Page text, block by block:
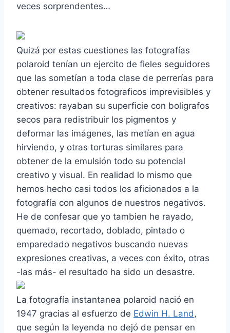
veces sorprendentes…
Quizá por estas cuestiones las fotografías
polaroid tenían un ejercito de fieles seguidores
que las sometían a toda clase de perrerías para
obtener resultados fotograficos imprevisibles y
creativos: rayaban su superficie con boligrafos
secos para redistribuir los pigmentos y
deformar las imágenes, las metían en agua
hirviendo, y otras torturas similares para
obtener de la emulsión todo su potencial
creativo y visual. En realidad lo mismo que
hemos hecho casi todos los aficionados a la
fotografía con algunos de nuestros negativos.
He de confesar que yo tambien he rayado,
quemado, recortado, doblado, pintado o
emparedado negativos buscando nuevas
expresiones creativas, a veces con éxito, otras
-las más- el resultado ha sido un desastre.
La fotografía instantanea polaroid nació en
1947 gracias al esfuerzo de Edwin H. Land ,
que según la leyenda no dejó de pensar en